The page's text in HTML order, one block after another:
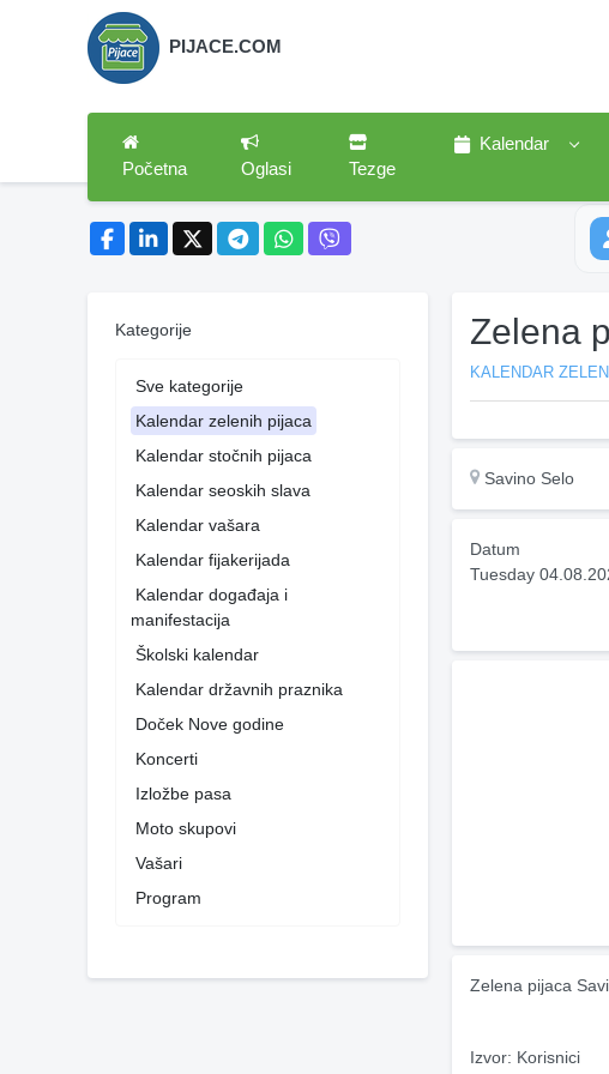
PIJACE.COM
Početna Oglasi Tezge
Kalendar
Kategorije
Sve kategorije
Kalendar zelenih pijaca
Kalendar stočnih pijaca
Kalendar seoskih slava
Kalendar vašara
Kalendar fijakerijada
Kalendar događaja i
manifestacija
Školski kalendar
Kalendar državnih praznika
Doček Nove godine
Koncerti
Izložbe pasa
Moto skupovi
Vašari
Program
Zelena
KALENDAR
Savino Selo
Datum
Tuesday
Zelena pijaca
Izvor: Korisnici